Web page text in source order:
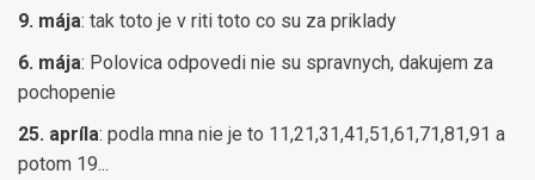
9. mája: tak toto je v riti toto co su za priklady
6. mája: Polovica odpovedi nie su spravnych, dakujem za
pochopenie
25. apríla: podla mna nie je to 11,21,31,41,51,61,71,81,91 a
potom 19...